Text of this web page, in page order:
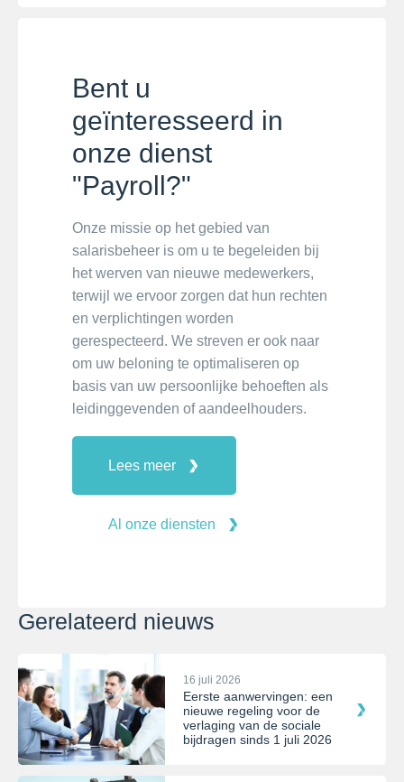
Bent u
geïnteresseerd in
onze dienst
"Payroll?"
Onze missie op het gebied van
salarisbeheer is om u te begeleiden bij
het werven van nieuwe medewerkers,
terwijl we ervoor zorgen dat hun rechten
en verplichtingen worden
gerespecteerd. We streven er ook naar
om uw beloning te optimaliseren op
basis van uw persoonlijke behoeften als
leidinggevenden of aandeelhouders.
Lees meer
Al onze diensten
Gerelateerd nieuws
16 juli 2026
Eerste aanwervingen: een
nieuwe regeling voor de
verlaging van de sociale
bijdragen sinds 1 juli 2026